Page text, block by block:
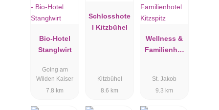
Bio-Hotel
Stanglwirt
Going am
Wilden Kaiser
7.8 km
Schlosshote
l Kitzbühel
Kitzbühel
8.6 km
Wellness &
Familienhot
St. Jakob
9.3 km